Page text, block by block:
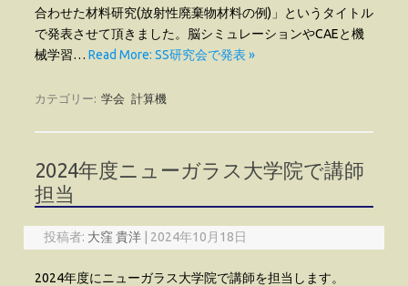
合わせた材料研究(放射性廃棄物材料の例)」というタイトル
で発表させて頂きました。脳シミュレーションやCAEと機
械学習… Read More: SS研究会で発表 »
カテゴリー: 学会 計算機
2024年度ニューガラス大学院で講師
担当
投稿者: 大窪 貴洋 2024年10月18日
2024年度にニューガラス大学院で講師を担当します。